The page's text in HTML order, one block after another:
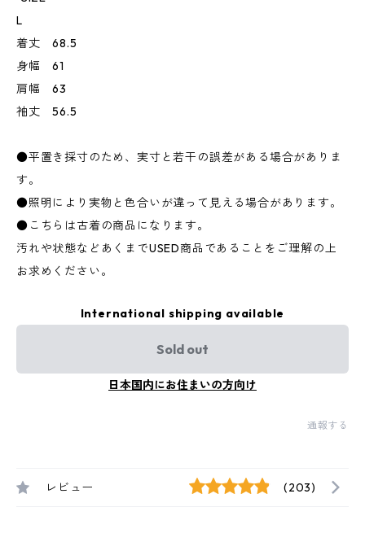
L
着丈 68.5
身幅 61
肩幅 63
袖丈 56.5
●平置き採寸のため、実寸と若干の誤差がある場合がありま
す。
●照明により実物と色合いが違って見える場合があります。
●こちらは古着の商品になります。
汚れや状態などあくまでUSED商品であることをご理解の上
お求めください。
International shipping available
Sold out
日本国内にお住まいの方向け
通報する
レビュー (203)